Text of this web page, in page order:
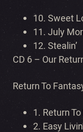
10. Sweet
11. July
12. Stealin’
CD 6 – Our
Return To
1. Return
2. Easy